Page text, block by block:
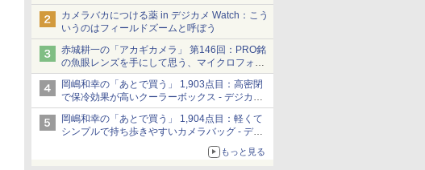
カメラバカにつける薬 in デジカメ Watch：こう
いうのはフィールドズームと呼ぼう
赤城耕一の「アカギカメラ」 第146回：PRO銘
の魚眼レンズを手にして思う、マイクロフォー
サーズへの期待と可能性
岡嶋和幸の「あとで買う」 1,903点目：高密閉
で保冷効果が高いクーラーボックス - デジカメ
Watch
岡嶋和幸の「あとで買う」 1,904点目：軽くて
シンプルで持ち歩きやすいカメラバッグ - デジ
もっと見る